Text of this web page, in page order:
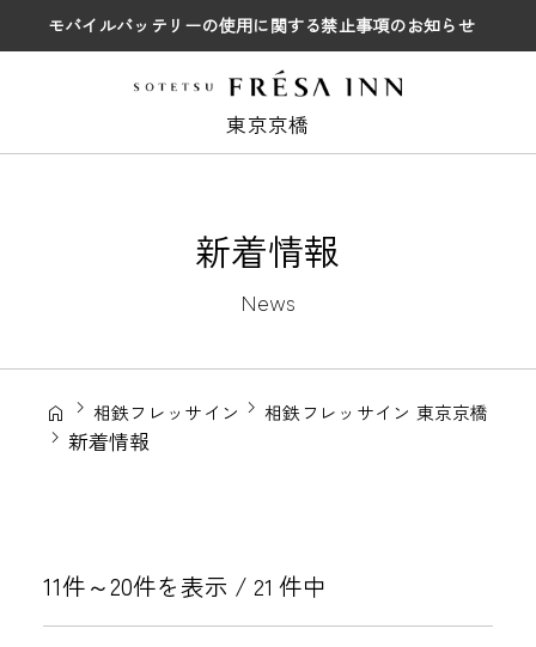
モバイルバッテリーの使用に関する禁止事項のお知らせ
東京京橋
新着情報
News
相鉄フレッサイン 相鉄フレッサイン 東京京橋
新着情報
11件～20件を表示 / 21 件中